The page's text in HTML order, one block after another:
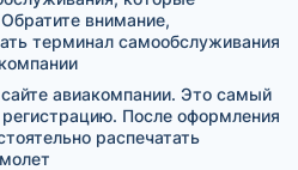
внимание,
терминал самообслуживания
авиакомпании. Это самый
После оформления
распечатать